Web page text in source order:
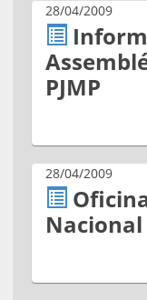
28/04/2009
PJMP
28/04/2009
Nacional